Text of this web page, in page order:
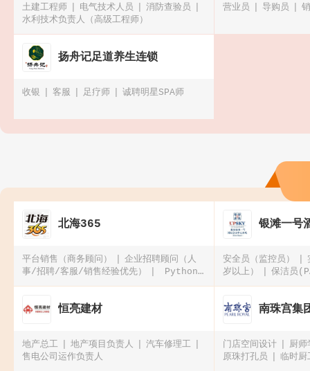
土建工程师 电气技术人员
消防查验员
水利技术负责人（高级工程师）
营业员 导购员
扬舟记足道养生连锁
收银 客服 足疗师 诚聘明星SPA师
北海365
平台销售（商务顾问）
企业招聘顾问（人
事/招聘/客服/销售经验优先）
Python
开发工程师（软件/AI方向）
微信公众号资
银滩一号
安全员（监控员）
岁以上）
保洁员
恒亮建材
地产总工 地产项目负责人
汽车修理工
售电公司运作负责人
南珠宫集
门店空间设计
厨师
原珠打孔员
临时厨